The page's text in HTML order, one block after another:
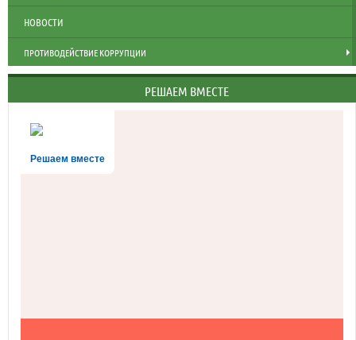
НОВОСТИ
ПРОТИВОДЕЙСТВИЕ КОРРУПЦИИ
РЕШАЕМ ВМЕСТЕ
Решаем вместе